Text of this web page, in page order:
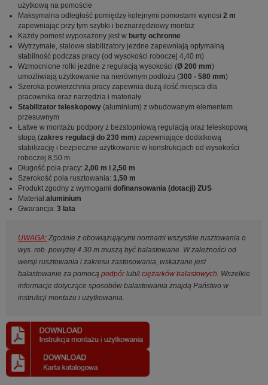
użytkową na pomoście
Maksymalna odległość pomiędzy kolejnymi pomostami wynosi 2 m
zapewniając przy tym szybki i beznarzędziowy montaż
Każdy pomost wyposażony jest w burty ochronne
Wytrzymałe, stalowe stabilizatory jezdne zapewniają optymalną
stabilność podczas pracy (od wysokości roboczej 4,40 m)
Wzmocnione rolki jezdne z regulacją wysokości (Ø 200 mm)
umożliwiają użytkowanie na nierównym podłożu (300 - 580 mm)
Szeroka powierzchnia pracy zapewnia dużą ilość miejsca dla
pracownika oraz narzędzia i materiały
Stabilizator teleskopowy (aluminium) z wbudowanym elementem
przesuwnym
Łatwe w montażu podpory z bezstopniową regulacją oraz teleskopową
stopą (zakres regulacji do 230 mm) zapewniające dodatkową
stabilizację i bezpieczne użytkowanie w konstrukcjach od wysokości
roboczej 8,50 m
Długość pola pracy: 2,00 m i 2,50 m
Szerokość pola rusztowania: 1,50 m
Produkt zgodny z wymogami dofinansowania (dotacji) ZUS
Materiał:aluminium
Gwarancja: 3 lata
UWAGA: Zgodnie z obowiązującymi normami wszystkie rusztowania o
wys. rob. powyżej 4.30 m muszą być balastowane. W zależności od
wersji rusztowania i zakresu zastosowania, wskazane jest
balastowanie za pomocą podpórlub/i ciężarków balastowych. Wszelkie
informacje dotyczące sposobów balastowania znajdą Państwo w
instrukcji montażu i użytkowania.